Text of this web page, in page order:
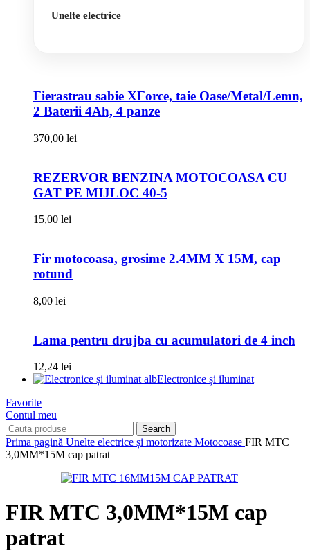
Unelte electrice
Fierastrau sabie XForce, taie Oase/Metal/Lemn,
2 Baterii 4Ah, 4 panze
370,00 lei
REZERVOR BENZINA MOTOCOASA CU
GAT PE MIJLOC 40-5
15,00 lei
Fir motocoasa, grosime 2.4MM X 15M, cap
rotund
8,00 lei
Lama pentru drujba cu acumulatori de 4 inch
12,24 lei
Electronice și iluminat
Favorite
Contul meu
Search
Prima pagină Unelte electrice și motorizate Motocoase FIR MTC
3,0MM*15M cap patrat
FIR MTC 3,0MM*15M cap
patrat